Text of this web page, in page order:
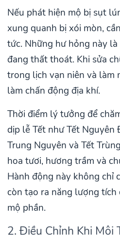
Nếu phát hiện mộ bị sụt
xung quanh bị xói mòn,
tức. Những hư hỏng này
đang thất thoát. Khi sửa
trong lịch vạn niên và làm
làm chấn động địa khí.
Thời điểm lý tưởng để
dịp lễ Tết như Tết Nguyên
Trung Nguyên và Tết
hoa tươi, hương trầm và
Hành động này không chỉ
còn tạo ra năng lượng tích
mộ phần.
2. Điều Chỉnh Khi Môi